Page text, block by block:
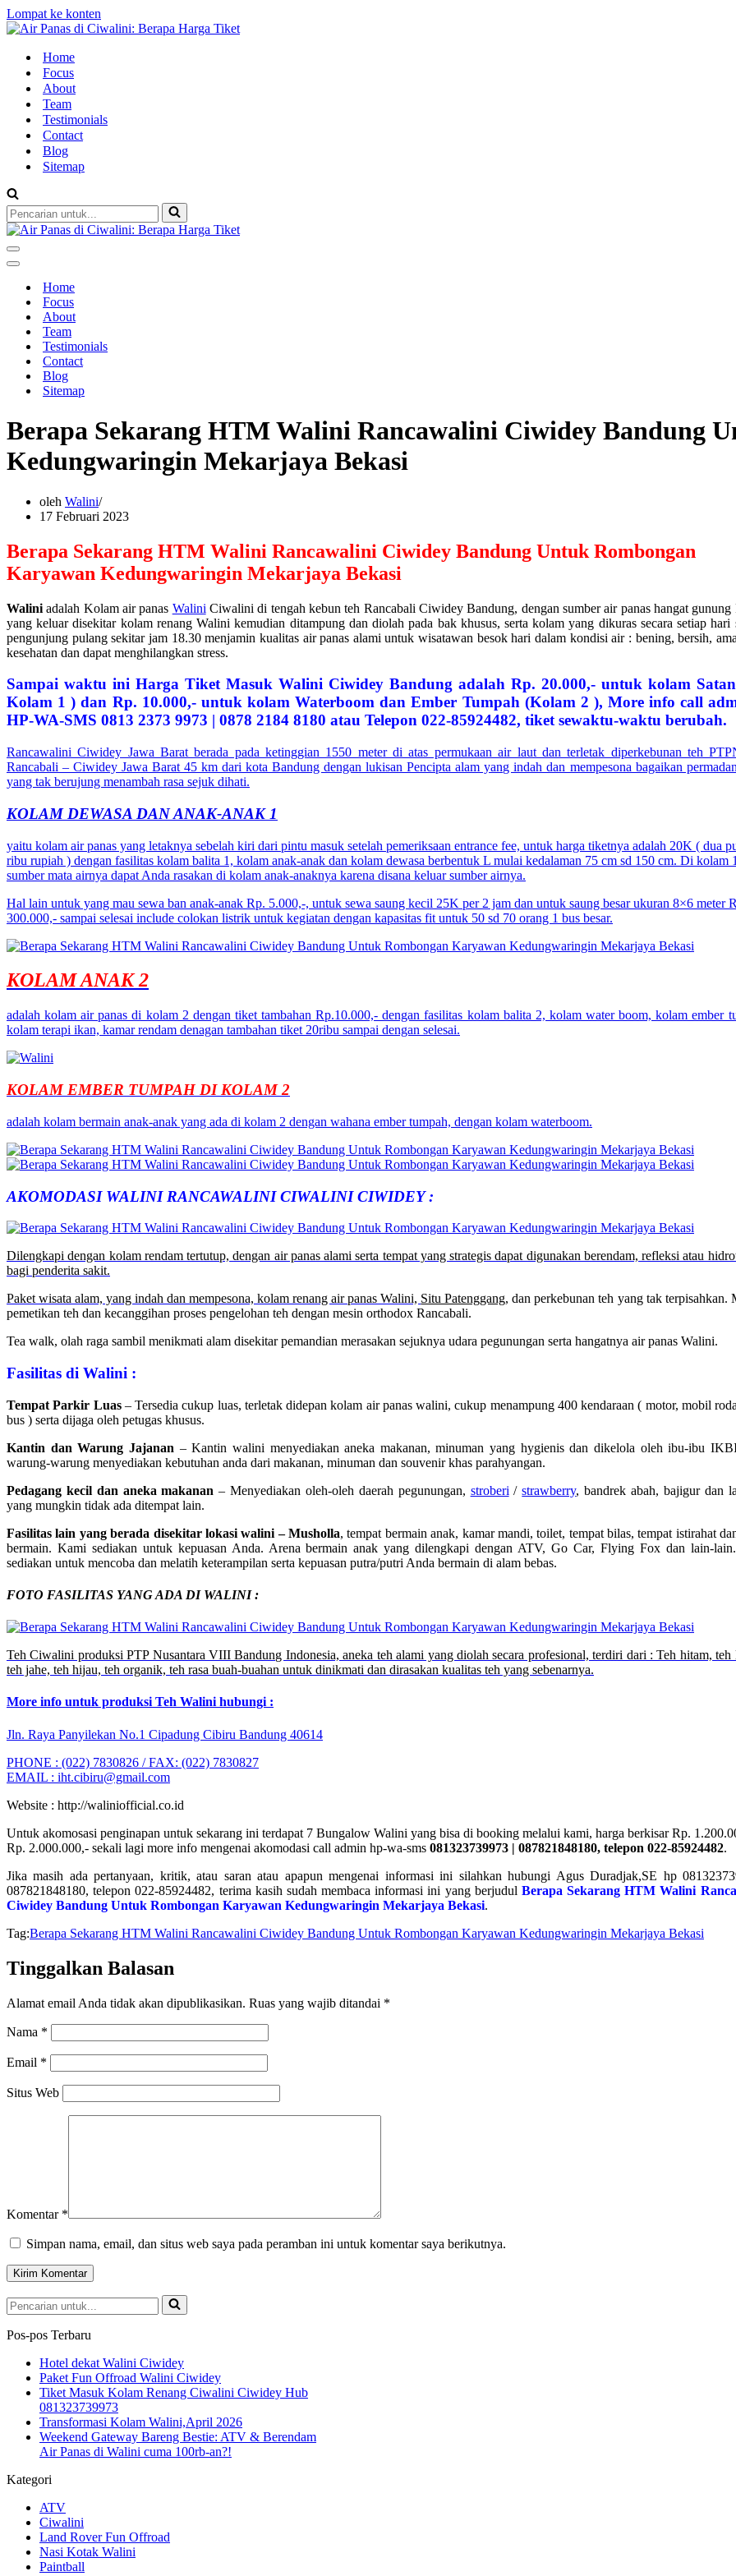
Lompat ke konten
Home
Focus
About
Team
Testimonials
Contact
Blog
Sitemap
Pencarian
untuk...
Menu
Navigasi
Menu
NavigasiHome
Focus
About
Team
Testimonials
Contact
Blog
Sitemap
Berapa Sekarang HTM Walini Rancawalini Ciwidey Bandung
Kedungwaringin Mekarjaya Bekasi
oleh Walini
17 Februari 2023
Berapa Sekarang HTM Walini Rancawalini Ciwidey Bandung Untuk Rombongan
Karyawan Kedungwaringin Mekarjaya Bekasi
Walini adalah Kolam air panas Walini Ciwalini di tengah kebun teh Rancabali Ciwidey Bandung, dengan sumber air panas hangat gunung
yang keluar disekitar kolam renang Walini kemudian ditampung dan diolah pada bak khusus, serta kolam yang dikuras secara setiap hari
pengunjung pulang sekitar jam 18.30 menjamin kualitas air panas alami untuk wisatawan besok hari dalam kondisi air : bening, bersih,
kesehatan dan dapat menghilangkan stress.
Sampai waktu ini Harga Tiket Masuk Walini Ciwidey Bandung adalah Rp. 20.000,- untuk kolam
Kolam 1 ) dan Rp. 10.000,- untuk kolam Waterboom dan Ember Tumpah (Kolam 2 ), More info call
HP-WA-SMS 0813 2373 9973 | 0878 2184 8180 atau Telepon 022-85924482, tiket sewaktu-waktu berubah.
Rancawalini Ciwidey Jawa Barat berada pada ketinggian 1550 meter di atas permukaan air laut dan terletak diperkebunan teh
Rancabali – Ciwidey Jawa Barat 45 km dari kota Bandung dengan lukisan Pencipta alam yang indah dan mempesona bagaikan
yang tak berujung menambah rasa sejuk dihati.
KOLAM DEWASA DAN ANAK-ANAK 1
yaitu kolam air panas yang letaknya sebelah kiri dari pintu masuk setelah pemeriksaan entrance fee, untuk harga tiketnya adalah 20K ( dua
ribu rupiah ) dengan fasilitas kolam balita 1, kolam anak-anak dan kolam dewasa berbentuk L mulai kedalaman 75 cm sd 150 cm. Di kolam
sumber mata airnya dapat Anda rasakan di kolam anak-anaknya karena disana keluar sumber airnya.
Hal lain untuk yang mau sewa ban anak-anak Rp. 5.000,-, untuk sewa saung kecil 25K per 2 jam dan untuk saung besar ukuran 8×6 meter
300.000,- sampai selesai include colokan listrik untuk kegiatan dengan kapasitas fit untuk 50 sd 70 orang 1 bus besar.
KOLAM ANAK 2
adalah kolam air panas di kolam 2 dengan tiket tambahan Rp.10.000,- dengan fasilitas kolam balita 2, kolam water boom, kolam ember
kolam terapi ikan, kamar rendam denagan tambahan tiket 20ribu sampai dengan selesai.
KOLAM EMBER TUMPAH DI KOLAM 2
adalah kolam bermain anak-anak yang ada di kolam 2 dengan wahana ember tumpah, dengan kolam waterboom.
AKOMODASI WALINI RANCAWALINI CIWALINI CIWIDEY :
Dilengkapi dengan kolam rendam tertutup, dengan air panas alami serta tempat yang strategis dapat digunakan berendam, refleksi atau
bagi penderita sakit.
Paket wisata alam, yang indah dan mempesona, kolam renang air panas Walini, Situ Patenggang, dan perkebunan teh yang tak terpisahkan.
pemetikan teh dan kecanggihan proses pengelohan teh dengan mesin orthodox Rancabali.
Tea walk, olah raga sambil menikmati alam disekitar pemandian merasakan sejuknya udara pegunungan serta hangatnya air panas Walini.
Fasilitas di Walini :
Tempat Parkir Luas– Tersedia cukup luas, terletak didepan kolam air panas walini, cukup menampung 400 kendaraan ( motor, mobil
bus ) serta dijaga oleh petugas khusus.
Kantin dan Warung Jajanan – Kantin walini menyediakan aneka makanan, minuman yang hygienis dan dikelola oleh ibu-ibu
warung-warung menyediakan kebutuhan anda dari makanan, minuman dan souvenir khas parahyangan.
Pedagang kecil dan aneka makanan – Menyediakan oleh-oleh daerah pegunungan, stroberi /strawberry, bandrek abah, bajigur dan
yang mungkin tidak ada ditempat lain.
Fasilitas lain yang berada disekitar lokasi walini – Musholla, tempat bermain anak, kamar mandi, toilet, tempat bilas, tempat istirahat
bermain. Kami sediakan untuk kepuasan Anda. Arena bermain anak yang dilengkapi dengan ATV, Go Car, Flying Fox dan lain-
sediakan untuk mencoba dan melatih keterampilan serta kepuasan putra/putri Anda bermain di alam bebas.
FOTO FASILITAS YANG ADA DI WALINI :
Teh Ciwalini produksi PTP Nusantara VIII Bandung Indonesia, aneka teh alami yang diolah secara profesional, terdiri dari : Teh hitam, teh
teh jahe, teh hijau, teh organik, teh rasa buah-buahan untuk dinikmati dan dirasakan kualitas teh yang sebenarnya.
More info untuk produksi Teh Walini hubungi :
Jln. Raya Panyilekan No.1 Cipadung Cibiru Bandung 40614
PHONE : (022) 7830826 / FAX: (022) 7830827
EMAIL : iht.cibiru@gmail.com
Website : http://waliniofficial.co.id
Untuk akomosasi penginapan untuk sekarang ini terdapat 7 Bungalow Walini yang bisa di booking melalui kami, harga berkisar Rp.
Rp. 2.000.000,- sekali lagi more info mengenai akomodasi call admin hp-wa-sms 081323739973 | 087821848180, telepon 022-85924482.
Jika masih ada pertanyaan, kritik, atau saran atau apapun mengenai informasi ini silahkan hubungi Agus Duradjak,SE hp
087821848180, telepon 022-85924482, terima kasih sudah membaca informasi ini yang berjudul Berapa Sekarang HTM Walini
Ciwidey Bandung Untuk Rombongan Karyawan Kedungwaringin Mekarjaya Bekasi.
Tag:Berapa Sekarang HTM Walini Rancawalini Ciwidey Bandung Untuk Rombongan Karyawan Kedungwaringin Mekarjaya Bekasi
Tinggalkan Balasan
Alamat email Anda tidak akan dipublikasikan. Ruas yang wajib ditandai *
Nama *
Email *
Situs Web
Komentar *
Simpan nama, email, dan situs web saya pada peramban ini untuk komentar saya berikutnya.
Pencarian
untuk...
Pos-pos Terbaru
Hotel dekat Walini Ciwidey
Paket Fun Offroad Walini Ciwidey
Tiket Masuk Kolam Renang Ciwalini Ciwidey Hub
081323739973
Transformasi Kolam Walini,April 2026
Weekend Gateway Bareng Bestie: ATV & Berendam
Air Panas di Walini cuma 100rb-an?!
Kategori
ATV
Ciwalini
Land Rover Fun Offroad
Nasi Kotak Walini
Paintball